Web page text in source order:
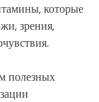
которые
зрения,
полезных